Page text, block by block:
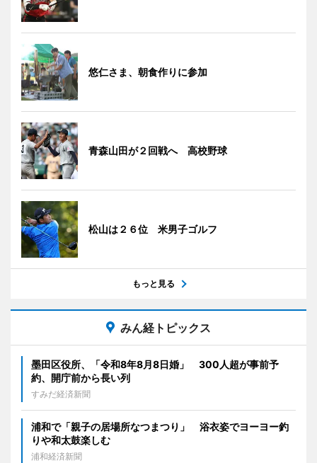
悠仁さま、朝食作りに参加
青森山田が２回戦へ 高校野球
松山は２６位 米男子ゴルフ
もっと見る
みん経トピックス
墨田区役所、「令和8年8月8日婚」 300人超が事前予
約、開庁前から長い列
すみだ経済新聞
浦和で「親子の居場所なつまつり」 浴衣姿でヨーヨー釣
りや和太鼓楽しむ
浦和経済新聞